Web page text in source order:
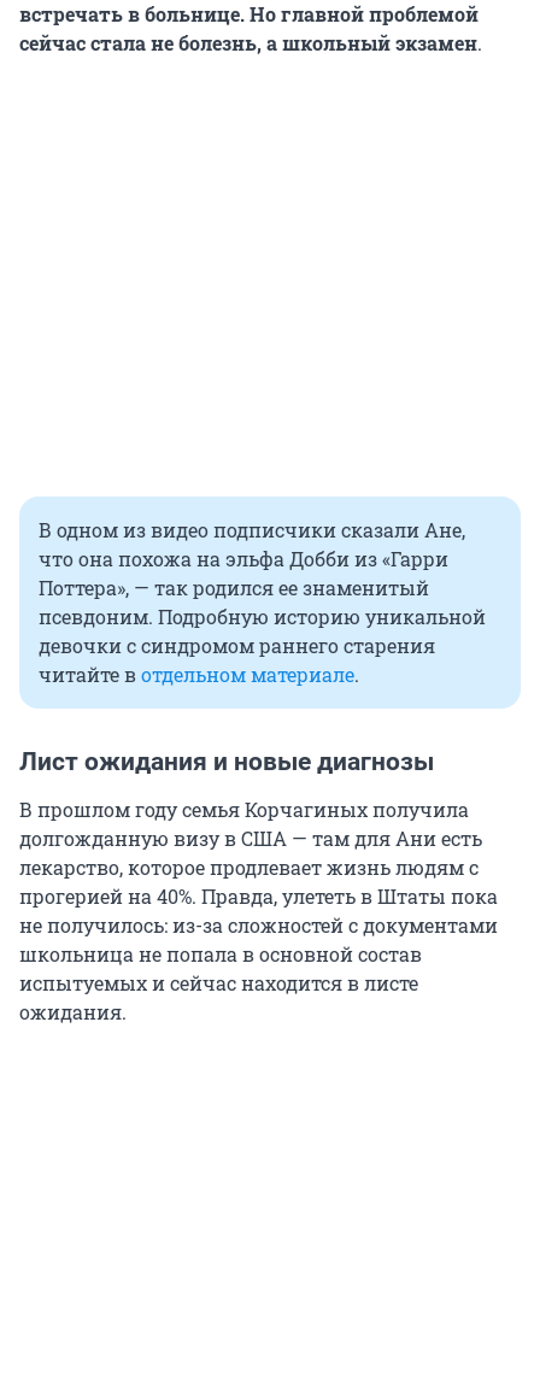
встречать в больнице. Но главной проблемой
сейчас стала не болезнь, а школьный экзамен.
В одном из видео подписчики сказали Ане,
что она похожа на эльфа Добби из «Гарри
Поттера», — так родился ее знаменитый
псевдоним. Подробную историю уникальной
девочки с синдромом раннего старения
читайте вотдельном материале.
Лист ожидания и новые диагнозы
В прошлом году семья Корчагиных получила
долгожданную визу в США — там для Ани есть
лекарство, которое продлевает жизнь людям с
прогерией на 40%. Правда, улететь в Штаты пока
не получилось: из-за сложностей с документами
школьница не попала в основной состав
испытуемых и сейчас находится в листе
ожидания.